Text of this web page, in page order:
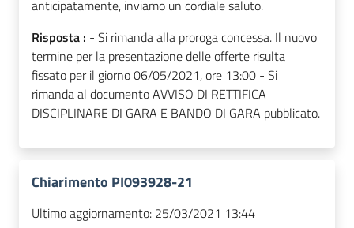
anticipatamente, inviamo un cordiale saluto.
Risposta : - Si rimanda alla proroga concessa. Il nuovo
termine per la presentazione delle offerte risulta
fissato per il giorno 06/05/2021, ore 13:00 - Si
rimanda al documento AVVISO DI RETTIFICA
DISCIPLINARE DI GARA E BANDO DI GARA pubblicato.
Chiarimento PI093928-21
Ultimo aggiornamento: 25/03/2021 13:44